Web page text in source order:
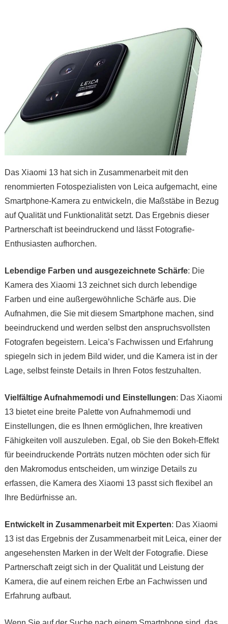
Das Xiaomi 13 hat sich in Zusammenarbeit mit den
renommierten Fotospezialisten von Leica aufgemacht, eine
Smartphone-Kamera zu entwickeln, die Maßstäbe in Bezug
auf Qualität und Funktionalität setzt. Das Ergebnis dieser
Partnerschaft ist beeindruckend und lässt Fotografie-
Enthusiasten aufhorchen.
Lebendige Farben und ausgezeichnete Schärfe: Die
Kamera des Xiaomi 13 zeichnet sich durch lebendige
Farben und eine außergewöhnliche Schärfe aus. Die
Aufnahmen, die Sie mit diesem Smartphone machen, sind
beeindruckend und werden selbst den anspruchsvollsten
Fotografen begeistern. Leica’s Fachwissen und Erfahrung
spiegeln sich in jedem Bild wider, und die Kamera ist in der
Lage, selbst feinste Details in Ihren Fotos festzuhalten.
Vielfältige Aufnahmemodi und Einstellungen: Das Xiaomi
13 bietet eine breite Palette von Aufnahmemodi und
Einstellungen, die es Ihnen ermöglichen, Ihre kreativen
Fähigkeiten voll auszuleben. Egal, ob Sie den Bokeh-Effekt
für beeindruckende Porträts nutzen möchten oder sich für
den Makromodus entscheiden, um winzige Details zu
erfassen, die Kamera des Xiaomi 13 passt sich flexibel an
Ihre Bedürfnisse an.
Entwickelt in Zusammenarbeit mit Experten: Das Xiaomi
13 ist das Ergebnis der Zusammenarbeit mit Leica, einer der
angesehensten Marken in der Welt der Fotografie. Diese
Partnerschaft zeigt sich in der Qualität und Leistung der
Kamera, die auf einem reichen Erbe an Fachwissen und
Erfahrung aufbaut.